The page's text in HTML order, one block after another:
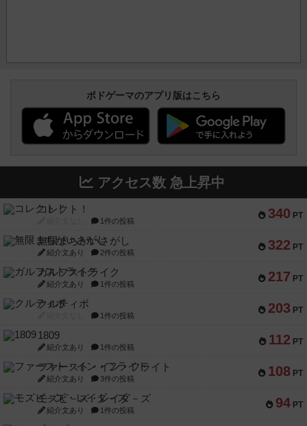
ボドゲーマのアプリ版はこちら
アクセス数 急上昇中
340 PT
コレクト！
1件の投稿
322 PT
無限まちがいさがし
紹介文あり 2件の投稿
217 PT
ガルフストライク
紹介文あり 1件の投稿
203 PT
クルティボ
1件の投稿
112 PT
1809
紹介文あり 1件の投稿
108 PT
ファースト・イン・フライト
紹介文あり 3件の投稿
94 PT
モズビ－ズ・レイダ－ズ
紹介文あり 1件の投稿